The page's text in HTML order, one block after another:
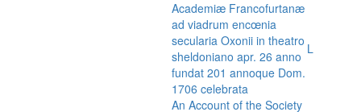
Academiæ Francofurtanæ
ad viadrum encœnia
secularia Oxonii in theatro
sheldoniano apr. 26 anno
fundat 201 annoque Dom.
1706 celebrata
L
An Account of the Society